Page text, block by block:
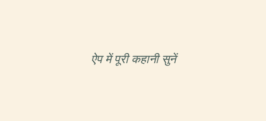
ऐप में पूरी कहानी सुनें